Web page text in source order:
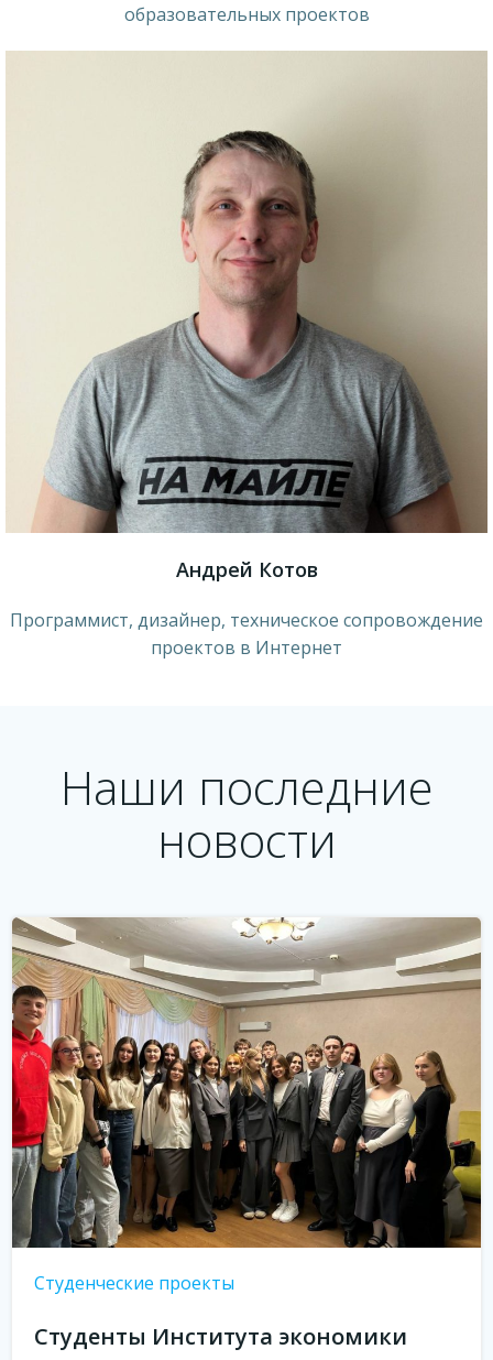
образовательных проектов
Андрей Котов
Программист, дизайнер, техническое сопровождение
проектов в Интернет
Наши последние
новости
Студенческие проекты
Студенты Института экономики